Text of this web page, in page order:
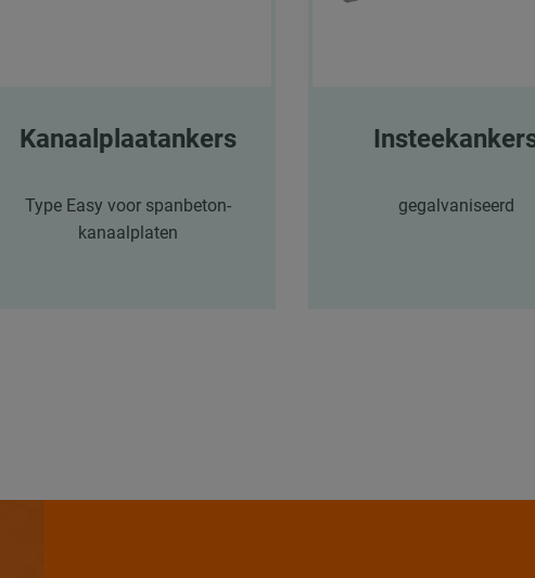
Kanaalplaatankers
Type Easy voor spanbeton-
kanaalplaten
gegalvaniseerd